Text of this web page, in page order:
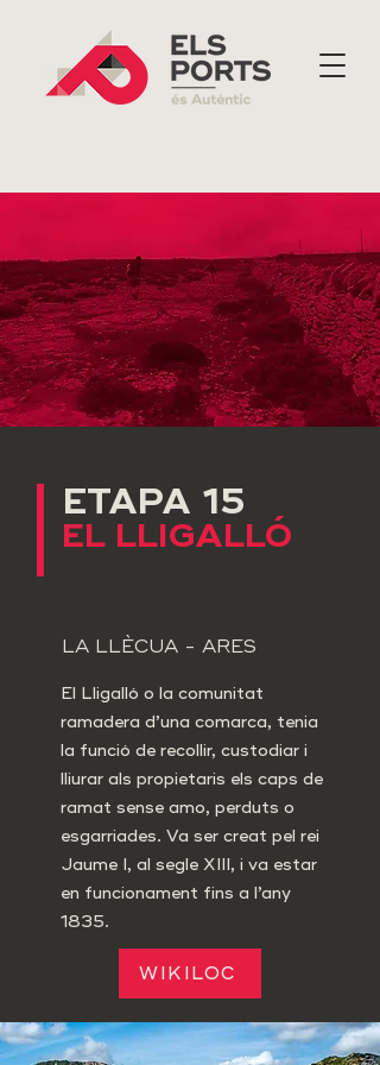
ETAPA 15
EL LLIGALLÓ
LA LLÈCUA - ARES
El Lligalló o la comunitat
ramadera d’una comarca, tenia
la funció de recollir, custodiar i
lliurar als propietaris els caps de
ramat sense amo, perduts o
esgarriades. Va ser creat pel rei
Jaume I, al segle XIII, i va estar
en funcionament fins a l’any
1835.
WIKILOC